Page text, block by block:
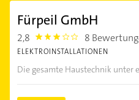
Fürpeil GmbH
2,8 2.8 8
ELEKTROINSTALLATIONEN
Die gesamte Haustechnik unter